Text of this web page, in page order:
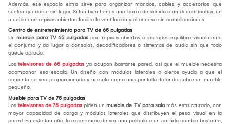
Además, ese espacio extra sirve para organizar mandos, cables y accesorios que
suelen quedarse sin lugar. Si también tienes una barra de sonido o un decodificador, un
mueble con repisas abiertas facilita la ventilación y el acceso sin complicaciones.
Centro de entretenimiento para TV de 65 pulgadas
Un mueble para TV 65 pulgadas con repisas abiertas a los lados equilibra visualmente
el conjunto y da lugar a consolas, decodificadores o sistemas de audio sin que todo
quede apilado.
Los televisores de 65 pulgadas ya ocupan bastante pared, así que el mueble necesita
acompañar esa escala. Un diseño con módulos laterales o aleros ayuda a que el
conjunto se vea proporcionado y no solo como una pantalla flotando sobre un mueble
pequeño.
Mueble para TV de 75 pulgadas
Los televisores de 75 pulgadas piden un mueble de TV para sala más estructurado, con
mayor capacidad de carga y módulos laterales que distribuyen el peso visual en la
pared. En este tamaño, la experiencia de ver una película o un partido cambia bastante,